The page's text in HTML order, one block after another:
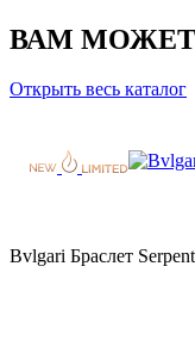
ВАМ
Открыть весь каталог
Bvlgari Браслет